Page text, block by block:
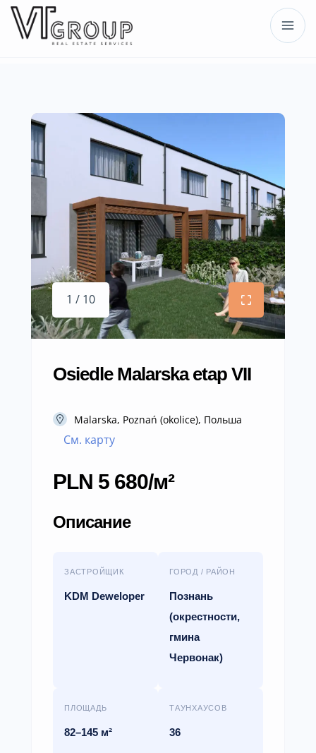
1 / 10
Osiedle Malarska etap VII
Malarska, Poznań (okolice), Польша
См. карту
PLN 5 680/м²
Описание
ЗАСТРОЙЩИК
KDM Deweloper
ГОРОД / РАЙОН
Познань
(окрестности,
гмина
Червонак)
ПЛОЩАДЬ
82–145 м²
ТАУНХАУСОВ
36